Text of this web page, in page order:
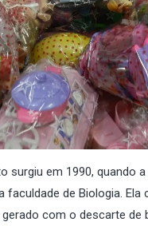
surgiu em 1990, quando
faculdade de Biologia. Ela
com o descarte de